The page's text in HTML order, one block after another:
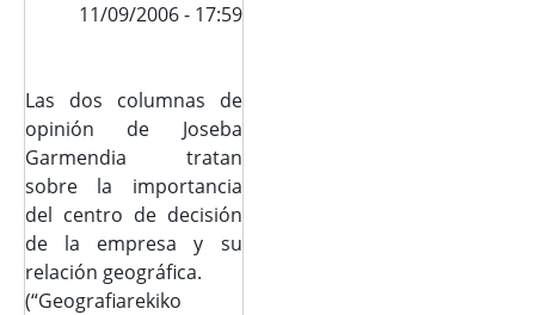
11/09/2006 - 17:59
Las dos columnas de
opinión de Joseba
Garmendia tratan
sobre la importancia
del centro de decisión
de la empresa y su
relación geográfica.
(“Geografiarekiko